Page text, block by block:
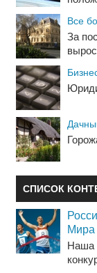
Все
За
СПИСОК
Мира
Наша